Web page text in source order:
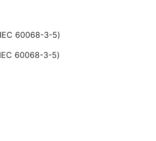
60068-3-5)
60068-3-5)